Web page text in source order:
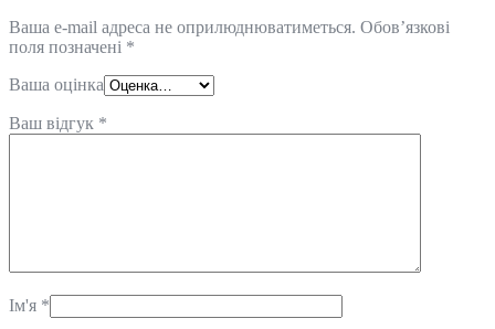
Ваша e-mail адреса не оприлюднюватиметься. Обов’язкові
поля позначені *
Ваша оцінка
Ваш відгук *
Ім'я *